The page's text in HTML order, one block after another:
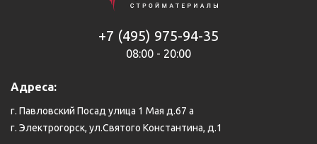
+7 (495) 975-94-35
08:00 - 20:00
Адреса:
г. Павловский Посад улица 1 Мая д.67 а
г. Электрогорск, ул.Святого Константина, д.1